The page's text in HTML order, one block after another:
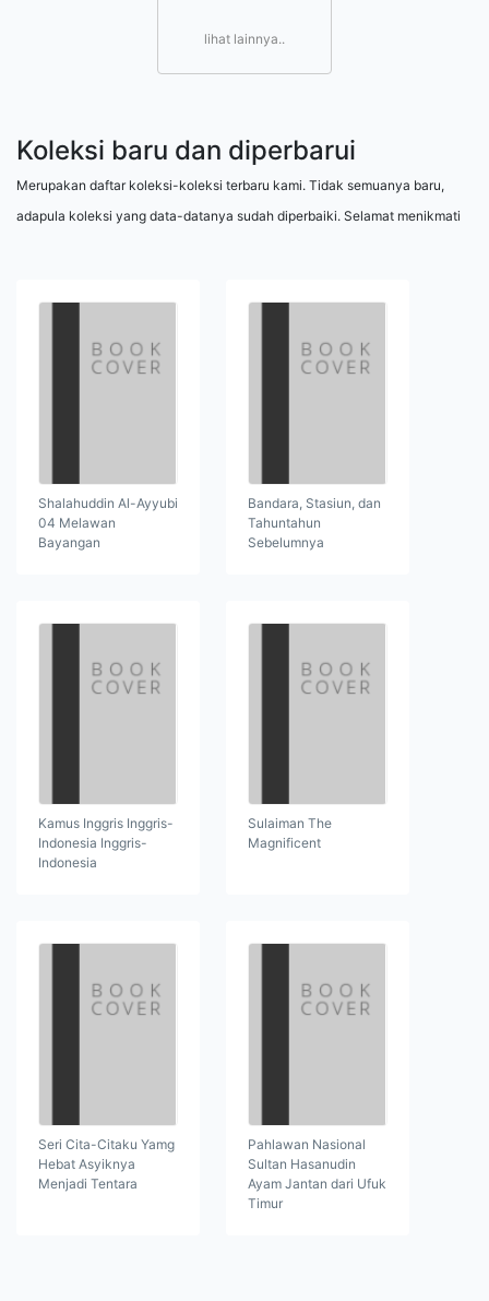
lihat lainnya..
Koleksi baru dan diperbarui
Merupakan daftar koleksi-koleksi terbaru kami. Tidak semuanya baru,
adapula koleksi yang data-datanya sudah diperbaiki. Selamat menikmati
Shalahuddin Al-Ayyubi
04 Melawan
Bayangan
Bandara, Stasiun, dan
Tahuntahun
Sebelumnya
Kamus Inggris Inggris-
Indonesia Inggris-
Indonesia
Sulaiman The
Magnificent
Seri Cita-Citaku Yamg
Hebat Asyiknya
Menjadi Tentara
Pahlawan Nasional
Sultan Hasanudin
Ayam Jantan dari Ufuk
Timur